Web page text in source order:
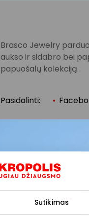
Sutikimas
Brasco Jewelry
aukso ir sidabro bei
papuošalų kolekciją.
Pasidalinti:
Pirmieji